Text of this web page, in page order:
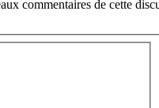
commentaires de cette